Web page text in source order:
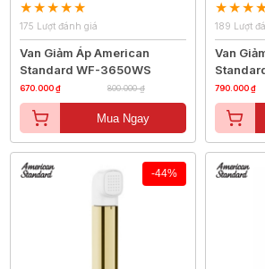
175 Lượt đánh giá
Van Giảm Áp American
Standard WF-3650WS
670.000 ₫ 800.000 ₫
Mua Ngay
189 Lượt
Van
790.000 ₫
-44%